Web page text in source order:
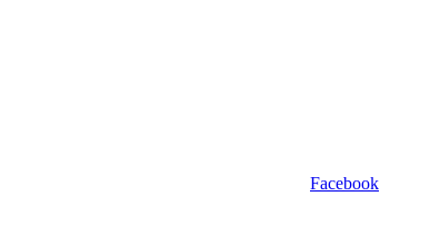
Facebook